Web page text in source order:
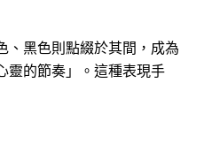
、黑色則點綴於其間，成為
靈的節奏」。這種表現手